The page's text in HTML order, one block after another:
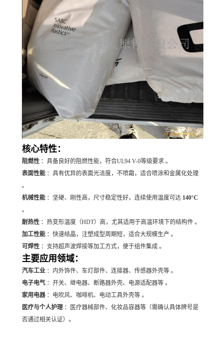
核心特性：
阻燃性 ：具备良好的阻燃性能，符合UL94 V-0等级要求 。
表面性能 ：具有优异的表面光洁度，不喷霜，适合喷涂和金属化处理
。
机械性能 ：坚硬、刚性高，尺寸稳定性好，连续使用温度可达 140°C
。
耐热性 ：热变形温度（HDT）高，尤其适用于高温环境下的结构件 。
加工性能 ：快速结晶，注塑成型周期短，适合大规模生产 。
可焊性 ：支持超声波焊接等加工方式，便于组件集成 。
主要应用领域：
汽车工业 ：内外饰件、车灯部件、连接器、传感器外壳等 。
电子电气 ：开关、继电器、断路器外壳、电源适配器等 。
家用电器 ：电吹风、咖啡机、电动工具外壳等 。
医疗与个人护理 ：医疗器械部件、化妆品容器等（需确认具体牌号是
否通过相关认证）。